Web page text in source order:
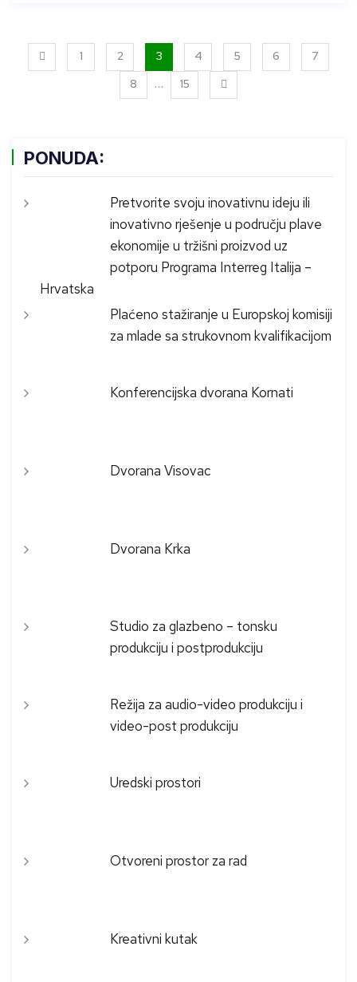
1 2 3 4 5 6
7
8
… 15
PONUDA:
Pretvorite svoju inovativnu ideju ili
inovativno rješenje u području plave
ekonomije u tržišni proizvod uz
potporu Programa Interreg Italija –
Hrvatska
Plaćeno stažiranje u Europskoj komisiji
za mlade sa strukovnom kvalifikacijom
Konferencijska dvorana Kornati
Dvorana Visovac
Dvorana Krka
Studio za glazbeno – tonsku
produkciju i postprodukciju
Režija za audio-video produkciju i
video-post produkciju
Uredski prostori
Otvoreni prostor za rad
Kreativni kutak